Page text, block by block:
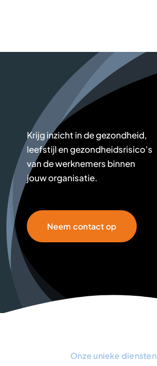
Krijg inzicht in de gezondheid,
leefstijl en gezondheidsrisico’s
van de werknemers binnen
jouw organisatie.
Neem contact op
Onze unieke diensten